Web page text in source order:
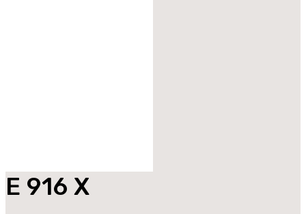
E 916 X